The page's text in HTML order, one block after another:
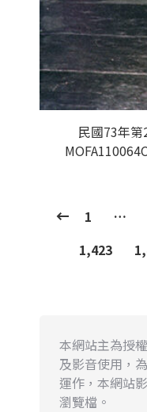
民國73年
1 …
1,423
本網站主為授
及影音使用，
運作，本網站
瀏覽檔。